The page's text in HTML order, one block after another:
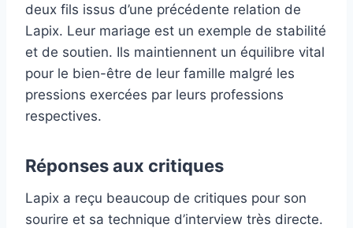
deux fils issus d’une précédente relation de
Lapix. Leur mariage est un exemple de stabilité
et de soutien. Ils maintiennent un équilibre vital
pour le bien-être de leur famille malgré les
pressions exercées par leurs professions
respectives.
Réponses aux critiques
Lapix a reçu beaucoup de critiques pour son
sourire et sa technique d’interview très directe.